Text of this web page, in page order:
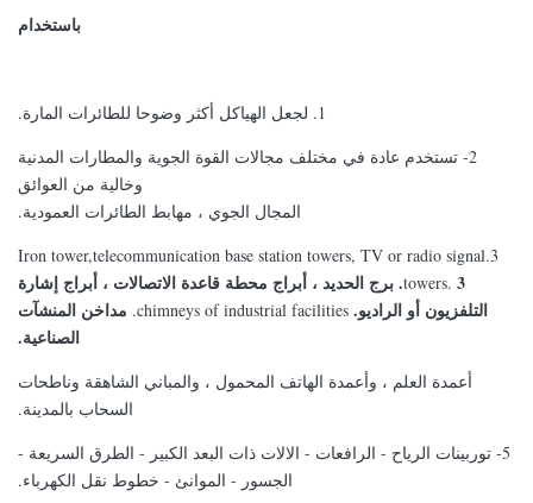
باستخدام
1. لجعل الهياكل أكثر وضوحا للطائرات المارة.
2- تستخدم عادة في مختلف مجالات القوة الجوية والمطارات المدنية
وخالية من العوائق
المجال الجوي ، مهابط الطائرات العمودية.
3.Iron tower,telecommunication base station towers, TV or radio signal
towers.3. برج الحديد ، أبراج محطة قاعدة الاتصالات ، أبراج إشارة
التلفزيون أو الراديو. chimneys of industrial facilities. مداخن المنشآت
الصناعية.
أعمدة العلم ، وأعمدة الهاتف المحمول ، والمباني الشاهقة وناطحات
السحاب بالمدينة.
5- توربينات الرياح - الرافعات - الالات ذات البعد الكبير - الطرق السريعة -
الجسور - الموانئ - خطوط نقل الكهرباء.